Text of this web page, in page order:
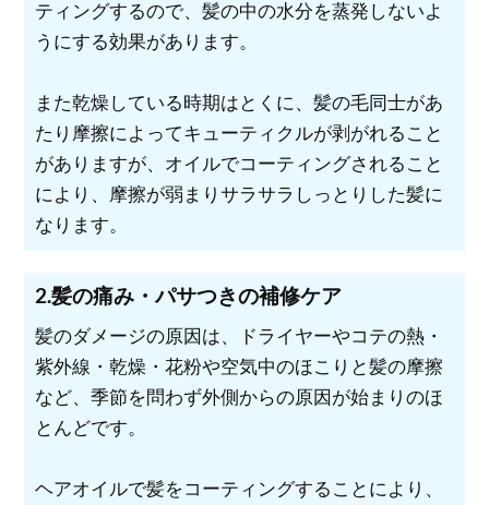
ティングするので、髪の中の水分を蒸発しないよ
うにする効果があります。
また乾燥している時期はとくに、髪の毛同士があ
たり摩擦によってキューティクルが剥がれること
がありますが、オイルでコーティングされること
により、摩擦が弱まりサラサラしっとりした髪に
なります。
2.髪の痛み・パサつきの補修ケア
髪のダメージの原因は、ドライヤーやコテの熱・
紫外線・乾燥・花粉や空気中のほこりと髪の摩擦
など、季節を問わず外側からの原因が始まりのほ
とんどです。
ヘアオイルで髪をコーティングすることにより、